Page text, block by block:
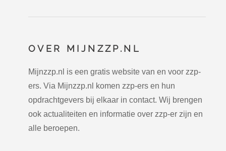
OVER MIJNZZP.NL
Mijnzzp.nl is een gratis website van en voor zzp-
ers. Via Mijnzzp.nl komen zzp-ers en hun
opdrachtgevers bij elkaar in contact. Wij brengen
ook actualiteiten en informatie over zzp-er zijn en
alle beroepen.